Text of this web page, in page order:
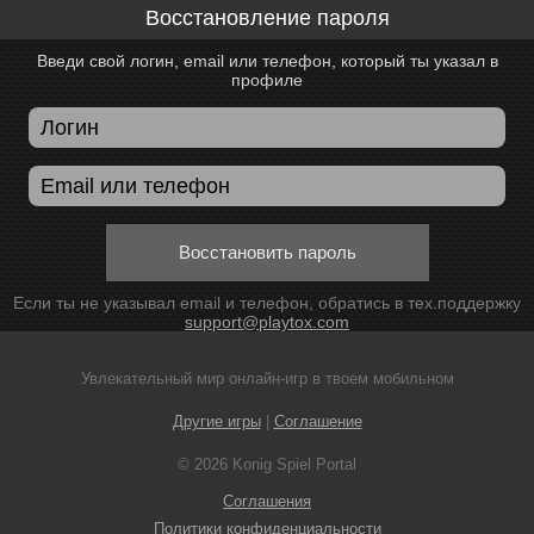
Восстановление пароля
Введи свой логин, email или телефон, который ты указал в
профиле
Восстановить пароль
Если ты не указывал email и телефон, обратись в тех.поддержку
support@playtox.com
Увлекательный мир онлайн-игр в твоем мобильном
Другие игры| Соглашение
© 2026 Konig Spiel Portal
Соглашения
Политики конфиденциальности